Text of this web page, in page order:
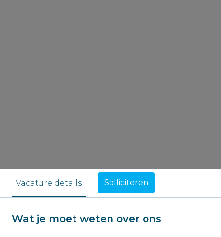
Vacature details Solliciteren
Wat je moet weten over ons